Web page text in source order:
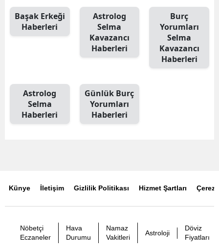
Başak Erkeği
Haberleri
Astrolog
Selma
Kavazancı
Haberleri
Burç
Yorumları
Selma
Kavazancı
Haberleri
Astrolog
Selma
Haberleri
Günlük Burç
Yorumları
Haberleri
Künye İletişim Gizlilik Politikası Hizmet Şartları Çerez
Nöbetçi
Eczaneler
Hava
Durumu
Namaz
Vakitleri
Astroloji
Döviz
Fiyatları